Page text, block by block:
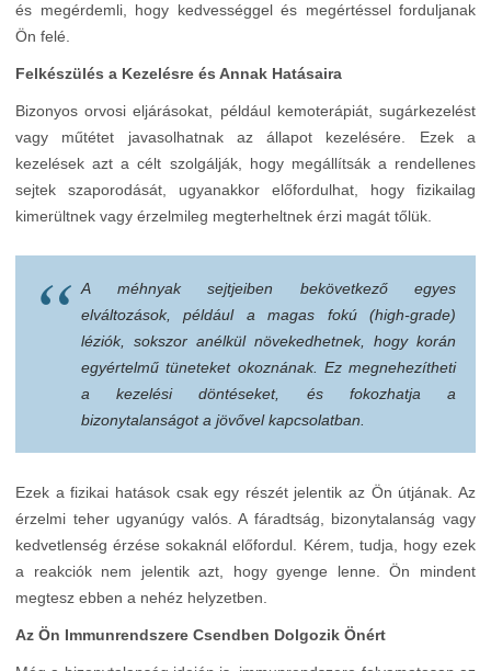
és megérdemli, hogy kedvességgel és megértéssel forduljanak
Ön felé.
Felkészülés a Kezelésre és Annak Hatásaira
Bizonyos orvosi eljárásokat, például kemoterápiát, sugárkezelést
vagy műtétet javasolhatnak az állapot kezelésére. Ezek a
kezelések azt a célt szolgálják, hogy megállítsák a rendellenes
sejtek szaporodását, ugyanakkor előfordulhat, hogy fizikailag
kimerültnek vagy érzelmileg megterheltnek érzi magát tőlük.
A méhnyak sejtjeiben bekövetkező egyes
elváltozások, például a magas fokú (high-grade)
léziók, sokszor anélkül növekedhetnek, hogy korán
egyértelmű tüneteket okoznának. Ez megnehezítheti
a kezelési döntéseket, és fokozhatja a
bizonytalanságot a jövővel kapcsolatban.
Ezek a fizikai hatások csak egy részét jelentik az Ön útjának. Az
érzelmi teher ugyanúgy valós. A fáradtság, bizonytalanság vagy
kedvetlenség érzése sokaknál előfordul. Kérem, tudja, hogy ezek
a reakciók nem jelentik azt, hogy gyenge lenne. Ön mindent
megtesz ebben a nehéz helyzetben.
Az Ön Immunrendszere Csendben Dolgozik Önért